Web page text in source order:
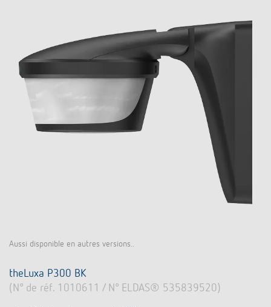
Aussi disponible en autres versions..
theLuxa P300 BK
(N° de réf. 1010611 / N° ELDAS® 535839520)